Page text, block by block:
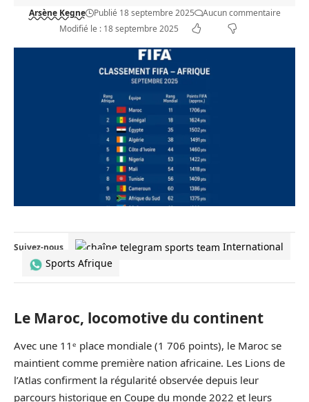
Arsène Kegne Publié 18 septembre 2025
Aucun commentaire
Modifié le : 18 septembre 2025
Suivez-nous
International
Sports Afrique
Le Maroc, locomotive du continent
Avec une 11ᵉ place mondiale (1 706 points), le Maroc se
maintient comme première nation africaine. Les Lions de
l’Atlas confirment la régularité observée depuis leur
parcours historique en Coupe du monde 2022 et leurs